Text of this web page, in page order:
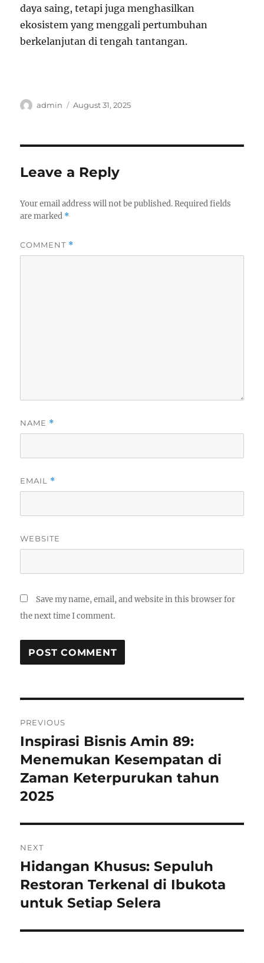
daya saing, tetapi juga menghasilkan
ekosistem yang menggali pertumbuhan
berkelanjutan di tengah tantangan.
Author
admin
Posted
August 31, 2025
Leave a Reply
Your email address will not be published. Required fields
are marked *
COMMENT *
NAME *
EMAIL *
WEBSITE
Save my name, email, and website in this browser for
the next time I comment.
navigation
PREVIOUS
Previous
post:
Inspirasi Bisnis Amin 89:
Menemukan Kesempatan di
Zaman Keterpurukan tahun
2025
NEXT
Next
post:
Hidangan Khusus: Sepuluh
Restoran Terkenal di Ibukota
untuk Setiap Selera